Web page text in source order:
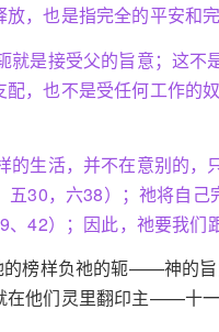
，也是指完全的平安和完
就是接受父的旨意；这不
配，也不是受任何工作的
的生活，并不在意别的，
五30，六38）；祂将自
、42）；因此，祂要我们
的榜样负祂的轭——神的
在他们灵里翻印主——十一